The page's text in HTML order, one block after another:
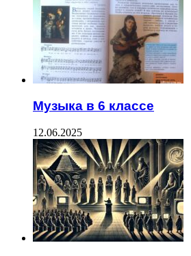
Музыка в 6 классе
12.06.2025